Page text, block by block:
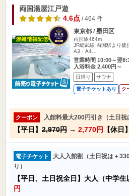
両国湯屋江戸遊
4.6点 / 464 件
東京都 / 墨田区
両国駅464m
JR総武線 両国駅より徒
A3・A4…
営業時間 10:00～翌
入浴料金 2,400円～
日帰り サウナ
電子チケットあり ク
クーポン 入館料最大200円引き（土日祝
【平日】 2,970円 → 2,770円 【休日】
電子チケット
大人入館割（土日祝は＋
り）
【平日、土日祝全日】大人（中学生
円